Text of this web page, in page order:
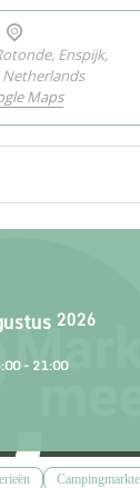
Enspijk,
Netherlands
Maps
2026
- 21:00